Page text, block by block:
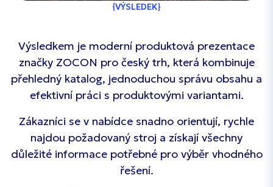
VÝSLEDEK
Výsledkem je moderní produktová prezentace
značky ZOCON pro český trh, která kombinuje
přehledný katalog, jednoduchou správu obsahu a
efektivní práci s produktovými variantami.
Zákazníci se v nabídce snadno orientují, rychle
najdou požadovaný stroj a získají všechny
důležité informace potřebné pro výběr vhodného
řešení.